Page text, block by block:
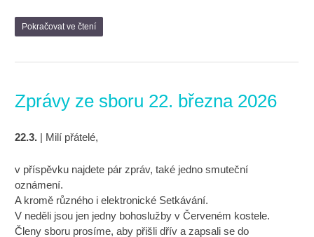
Pokračovat ve čtení
Zprávy ze sboru 22. března 2026
22.3. | Milí přátelé,
v příspěvku najdete pár zpráv, také jedno smuteční
oznámení.
A kromě různého i elektronické Setkávání.
V neděli jsou jen jedny bohoslužby v Červeném kostele.
Členy sboru prosíme, aby přišli dřív a zapsali se do